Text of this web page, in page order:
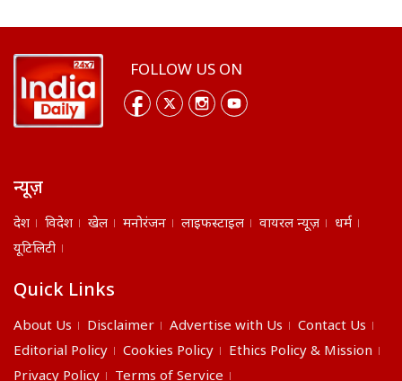
FOLLOW US ON
न्यूज़
देश विदेश खेल मनोरंजन लाइफस्टाइल वायरल न्यूज़
धर्म
यूटिलिटी
Quick Links
About Us Disclaimer Advertise with Us
Contact Us
Editorial Policy
Cookies Policy
Ethics Policy & Mission
Privacy Policy
Terms of Service